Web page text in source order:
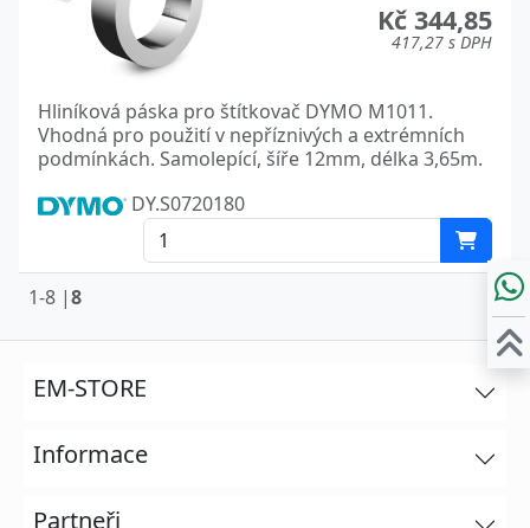
Kč 344,85
417,27 s DPH
Hliníková páska pro štítkovač DYMO M1011.
Vhodná pro použití v nepříznivých a extrémních
podmínkách. Samolepící, šíře 12mm, délka 3,65m.
DY.S0720180
1-8 |8
EM-STORE
Informace
Partneři